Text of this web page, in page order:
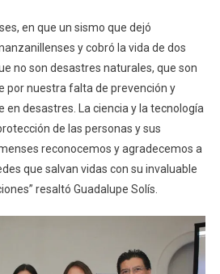
en que un sismo que dejó
y cobró la vida de dos
no son desastres naturales, que son
por nuestra falta de prevención y
en desastres. La ciencia y la tecnología
de las personas y sus
reconocemos y agradecemos a
que salvan vidas con su invaluable
resaltó Guadalupe Solís.